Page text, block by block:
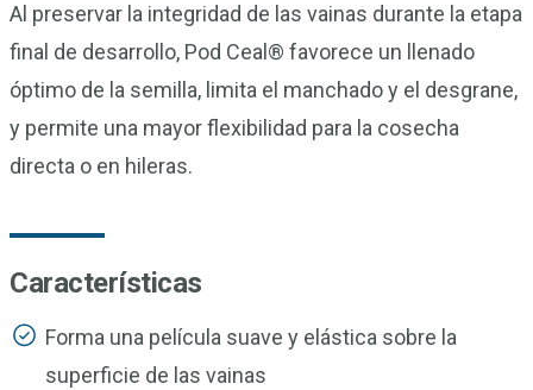
Al preservar la integridad de las vainas durante la etapa
final de desarrollo, Pod Ceal® favorece un llenado
óptimo de la semilla, limita el manchado y el desgrane,
y permite una mayor flexibilidad para la cosecha
directa o en hileras.
Características
Forma una película suave y elástica sobre la
superficie de las vainas